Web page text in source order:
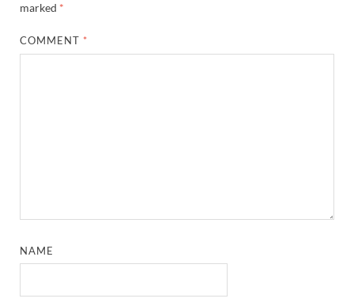
marked *
COMMENT *
NAME